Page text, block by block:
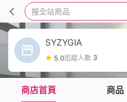
搜全站商品
SYZYGIA
5.0追蹤人數 3
商店首頁 商品